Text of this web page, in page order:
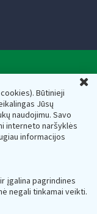
Būtinieji
Jūsų
naudojimu. Savo
interneto naršyklės
informacijos
įgalina pagrindines
negali tinkamai veikti.
el.paštas:
Lietuvos
Juridinių